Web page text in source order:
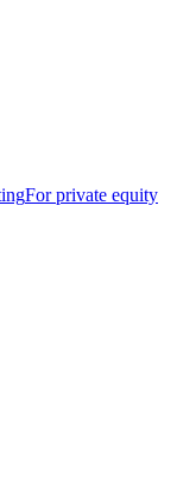
For private equity